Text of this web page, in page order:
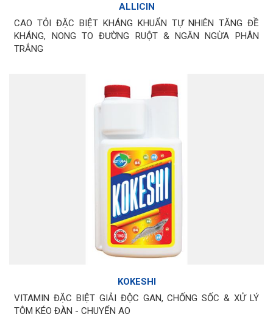
ALLICIN
CAO TỎI ĐẶC BIỆT KHÁNG KHUẨN TỰ NHIÊN TĂNG ĐỀ
KHÁNG, NONG TO ĐƯỜNG RUỘT & NGĂN NGỪA PHÂN
TRẮNG
KOKESHI
VITAMIN ĐẶC BIỆT GIẢI ĐỘC GAN, CHỐNG SỐC & XỬ LÝ
TÔM KÉO ĐÀN - CHUYỂN AO